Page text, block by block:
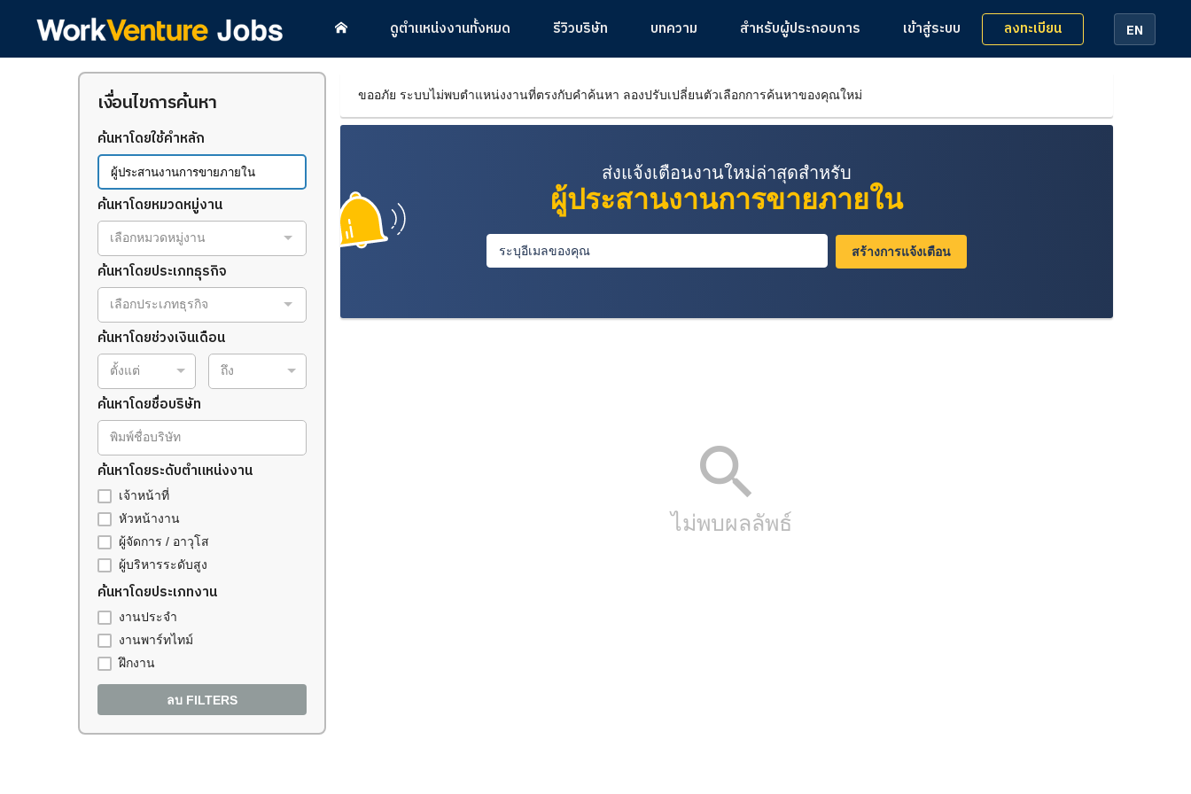
ดูตำแหน่งงานทั้งหมด รีวิวบริษัท บทความ สำหรับผู้ประกอบการ เข้าสู่ระบบ ลงทะเบียน EN
เงื่อนไขการค้นหา
ค้นหาโดยใช้คำหลัก
ค้นหาโดยหมวดหมู่งาน
เลือกหมวดหมู่งาน
ค้นหาโดยประเภทธุรกิจ
เลือกประเภทธุรกิจ
ค้นหาโดยช่วงเงินเดือน
ตั้งแต่ ถึง
ค้นหาโดยชื่อบริษัท
พิมพ์ชื่อบริษัท
ค้นหาโดยระดับตำแหน่งงาน
เจ้าหน้าที่
หัวหน้างาน
ผู้จัดการ / อาวุโส
ผู้บริหารระดับสูง
ค้นหาโดยประเภทงาน
งานประจำ
งานพาร์ทไทม์
ฝึกงาน
ลบ FILTERS
ขออภัย ระบบไม่พบตำแหน่งงานที่ตรงกับคำค้นหา ลองปรับเปลี่ยนตัวเลือกการค้นหาของคุณใหม่
ส่งแจ้งเตือนงานใหม่ล่าสุดสำหรับ
ผู้ประสานงานการขายภายใน
สร้างการแจ้งเตือน
search
ไม่พบผลลัพธ์